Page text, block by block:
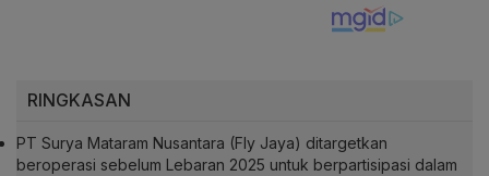
RINGKASAN
PT Surya Mataram Nusantara (Fly Jaya) ditargetkan
beroperasi sebelum Lebaran 2025 untuk berpartisipasi dalam